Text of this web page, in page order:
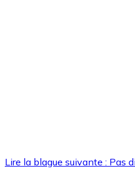
Lire la blague suivante : Pas